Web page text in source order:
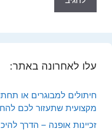
עלו לאחרונה באתר:
חיתולים למבוגרים או
מקצועית שתעזור לכם
זכיינות אופנה – הדרך